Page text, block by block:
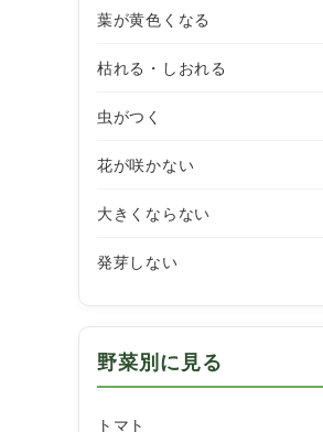
葉が黄色くなる
枯れる・しおれる
虫がつく
花が咲かない
大きくならない
発芽しない
野菜別に見る
トマト